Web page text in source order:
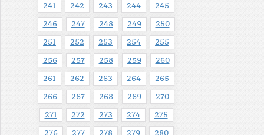
241 242 243 244 245
246 247 248 249 250
251 252 253 254 255
256 257 258 259 260
261 262 263 264 265
266 267 268 269 270
271 272 273 274 275
276 277 278 279 280